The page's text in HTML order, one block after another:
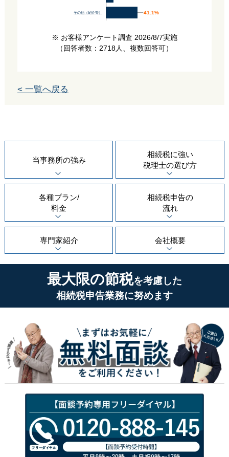
その他（紹介等） 41.1%
41.1%
※ お客様アンケート調査 2026/8/7実施
（回答者数：2718人、複数回答可）
< 一覧へ戻る
当事務所の強み
相続税に強い
税理士の選び方
各種プラン/
料金
相続税申告の
流れ
専門家紹介 会社概要
最大限の節税を考慮した
相続税申告業務に努めます